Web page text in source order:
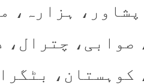
ہزارہ،
صوابی، چترال،
کوہستان،